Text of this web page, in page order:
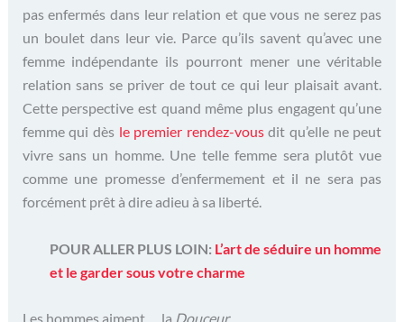
pas enfermés dans leur relation et que vous ne serez pas
un boulet dans leur vie. Parce qu’ils savent qu’avec une
femme indépendante ils pourront mener une véritable
relation sans se priver de tout ce qui leur plaisait avant.
Cette perspective est quand même plus engagent qu’une
femme qui dès le premier rendez-vousdit qu’elle ne peut
vivre sans un homme. Une telle femme sera plutôt vue
comme une promesse d’enfermement et il ne sera pas
forcément prêt à dire adieu à sa liberté.
POUR ALLER PLUS LOIN: L’art de séduire un homme
et le garder sous votre charme
Les hommes aiment … la Douceur